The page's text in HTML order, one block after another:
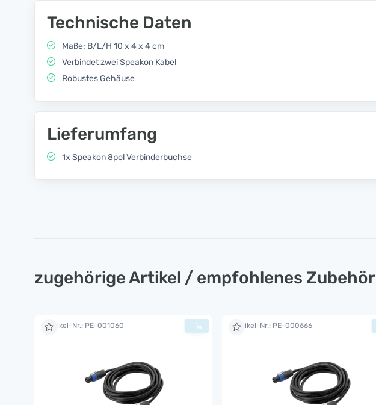
Technische Daten
Maße: B/L/H 10 x 4 x 4 cm
Verbindet zwei Speakon Kabel
Robustes Gehäuse
Lieferumfang
1x Speakon 8pol Verbinderbuchse
zugehörige Artikel / empfohlenes Zubehör
Artikel-Nr.: PE-001060 + Artikel-Nr.: PE-000666